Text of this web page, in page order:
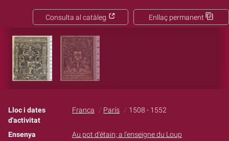
Enllaç permanent
Consulta al catàleg
Lloc i dates
d'activitat
França París 1508 - 1552
Ensenya
Au pot d'étain; a l'enseigne du Loup